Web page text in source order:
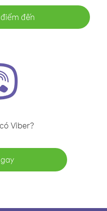
đến
Viber?